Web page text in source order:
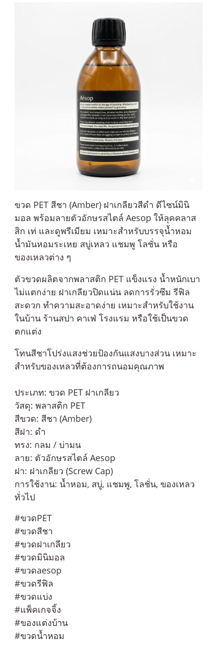
ขวด PET สีชา (Amber) ฝาเกลียวสีดำ ดีไซน์มินิ
มอล พร้อมลายตัวอักษรสไตล์ Aesop ให้ลุคคลาส
สิก เท่ และดูพรีเมียม เหมาะสำหรับบรรจุน้ำหอม
น้ำมันหอมระเหย สบู่เหลว แชมพู โลชั่น หรือ
ของเหลวต่าง ๆ
ตัวขวดผลิตจากพลาสติก PET แข็งแรง น้ำหนักเบา
ไม่แตกง่าย ฝาเกลียวปิดแน่น ลดการรั่วซึม รีฟิล
สะดวก ทำความสะอาดง่าย เหมาะสำหรับใช้งาน
ในบ้าน ร้านสปา คาเฟ่ โรงแรม หรือใช้เป็นขวด
ตกแต่ง
โทนสีชาโปร่งแสงช่วยป้องกันแสงบางส่วน เหมาะ
สำหรับของเหลวที่ต้องการถนอมคุณภาพ
ประเภท: ขวด PET ฝาเกลียว
วัสดุ: พลาสติก PET
สีขวด: สีชา (Amber)
สีฝา: ดำ
ทรง: กลม / บ่ามน
ลาย: ตัวอักษรสไตล์ Aesop
ฝา: ฝาเกลียว (Screw Cap)
การใช้งาน: น้ำหอม, สบู่, แชมพู, โลชั่น, ของเหลว
ทั่วไป
#ขวดPET
#ขวดสีชา
#ขวดฝาเกลียว
#ขวดมินิมอล
#ขวดaesop
#ขวดรีฟิล
#ขวดแบ่ง
#แพ็คเกจจิ้ง
#ของแต่งบ้าน
#ขวดน้ำหอม